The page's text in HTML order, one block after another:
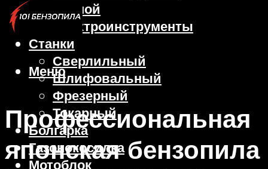
Ручной
Электроинструменты
Станки
Сверлильный
Шлифовальный
Фрезерный
Токарный
Болгарка
Газонокосилка
Мотоблок
Меню
Профессиональная
японская бензопила